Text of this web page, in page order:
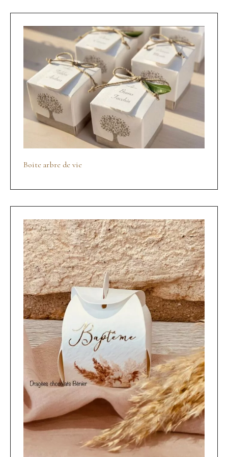
Boite arbre de vie